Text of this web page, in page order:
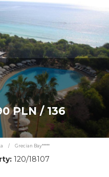
PLN / 136
/ Grecian Bay*****
120/18107